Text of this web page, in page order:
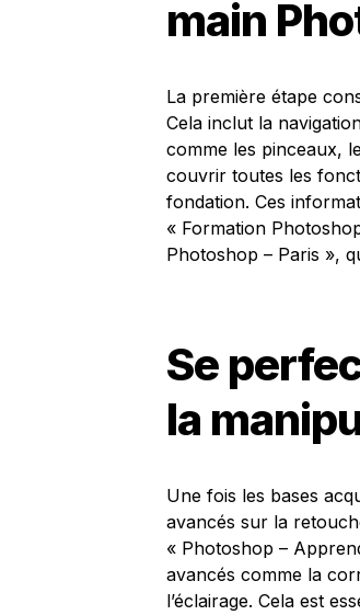
main
La première étape
Cela inclut la
comme les pinceaux,
couvrir toutes les
fondation. Ces
« Formation
Photoshop – Paris »,
Se
la
Une fois les bases
avancés sur la
« Photoshop –
avancés comme la
l’éclairage. Cela est